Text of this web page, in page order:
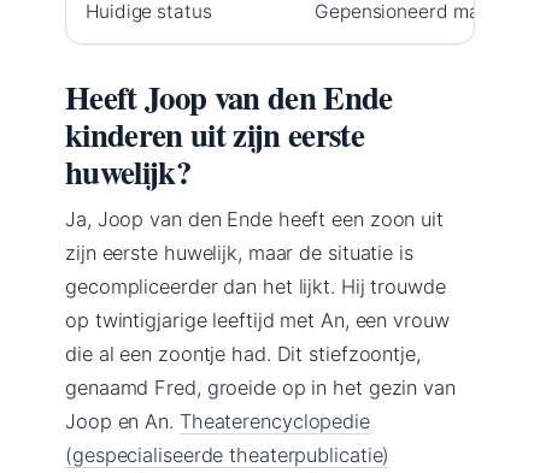
Huidige status Gepensioneerd magnaat
Heeft Joop van den Ende
kinderen uit zijn eerste
huwelijk?
Ja, Joop van den Ende heeft een zoon uit
zijn eerste huwelijk, maar de situatie is
gecompliceerder dan het lijkt. Hij trouwde
op twintigjarige leeftijd met An, een vrouw
die al een zoontje had. Dit stiefzoontje,
genaamd Fred, groeide op in het gezin van
Joop en An. Theaterencyclopedie
(gespecialiseerde theaterpublicatie)